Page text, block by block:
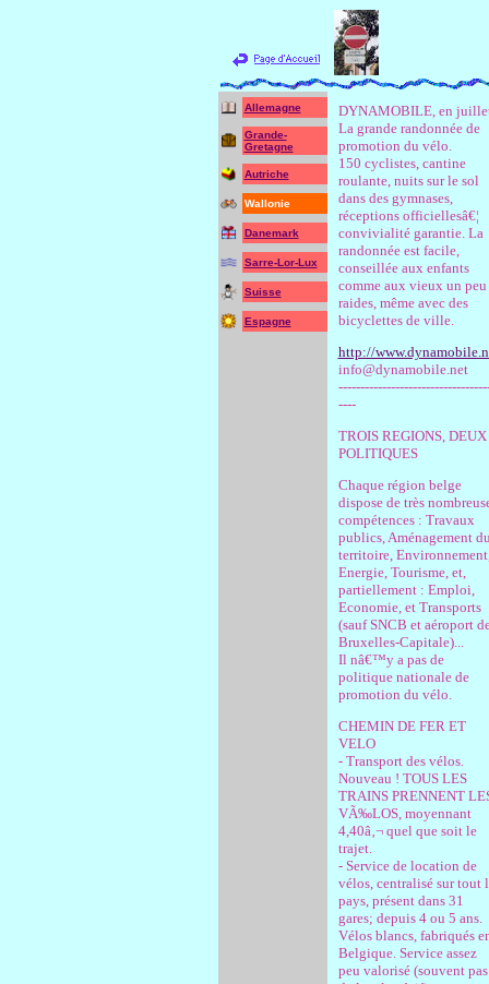
Allemagne
Grande-
Gretagne
Autriche
Wallonie
Danemark
Sarre-Lor-Lux
Suisse
Espagne
DYNAMOBILE, en
La grande randonnée de
promotion du vélo.
150 cyclistes, cantine
roulante, nuits sur le sol
dans des gymnases,
réceptions officiellesâ€¦
convivialité garantie. La
randonnée est facile,
conseillée aux enfants
comme aux vieux un peu
raides, même avec des
bicyclettes de ville.
http://
info@dynamobile.net
----
TROIS REGIONS, DEUX
POLITIQUES
Chaque région belge
dispose de très
compétences : Travaux
publics, Aménagement
territoire,
Energie, Tourisme, et,
partiellement : Emploi,
Economie, et Transports
(sauf SNCB et aéroport
Bruxelles-Capitale)...
Il nâ€™y a pas de
politique nationale de
promotion du vélo.
CHEMIN DE FER ET
VELO
- Transport des vélos.
Nouveau ! TOUS LES
TRAINS PRENNENT
VÃ‰LOS, moyennant
4,40â‚¬ quel que soit le
trajet.
- Service de location de
vélos, centralisé sur tout
pays, présent dans 31
gares; depuis 4 ou 5 ans.
Vélos blancs, fabriqués
Belgique. Service assez
peu valorisé (souvent pas